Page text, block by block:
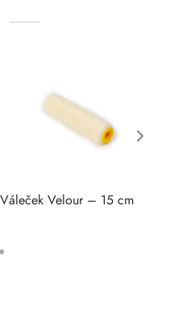
Váleček Velour – 15 cm